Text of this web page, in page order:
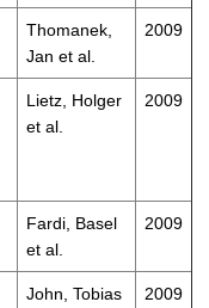
Thomanek,
Jan et al.
2009
Lietz, Holger
et al.
2009
Fardi, Basel
et al.
2009
John, Tobias
2009